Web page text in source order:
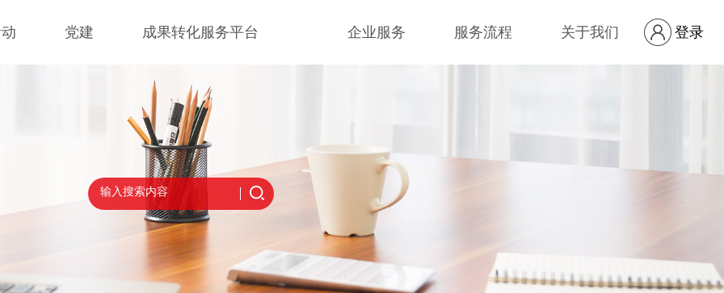
党建 成果转化服务平台 企业服务 服务流程 关于我们 登录